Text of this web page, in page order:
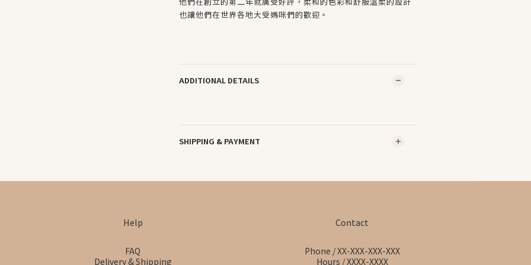
也讓他們在世界各地大受媽咪們的歡迎。
ADDITIONAL DETAILS
SHIPPING & PAYMENT
Help
FAQ
Delivery & Shipping
Contact
Phone / XX-XXX-XXX-XXX
Hours / XXXX-XXXX